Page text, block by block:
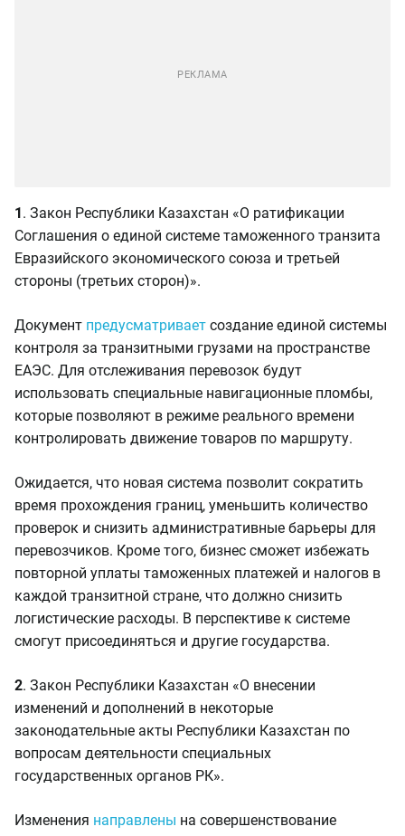
1. Закон Республики Казахстан «О ратификации
Соглашения о единой системе таможенного транзита
Евразийского экономического союза и третьей
стороны (третьих сторон)».
Документ предусматривает создание единой системы
контроля за транзитными грузами на пространстве
ЕАЭС. Для отслеживания перевозок будут
использовать специальные навигационные пломбы,
которые позволяют в режиме реального времени
контролировать движение товаров по маршруту.
Ожидается, что новая система позволит сократить
время прохождения границ, уменьшить количество
проверок и снизить административные барьеры для
перевозчиков. Кроме того, бизнес сможет избежать
повторной уплаты таможенных платежей и налогов в
каждой транзитной стране, что должно снизить
логистические расходы. В перспективе к системе
смогут присоединяться и другие государства.
2. Закон Республики Казахстан «О внесении
изменений и дополнений в некоторые
законодательные акты Республики Казахстан по
вопросам деятельности специальных
государственных органов РК».
Изменения направлены на совершенствование